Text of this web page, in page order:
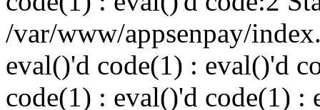
/var/www/appsenpay/
eval()'d code(1) : eval()'d
code(1) : eval()'d code(1) :